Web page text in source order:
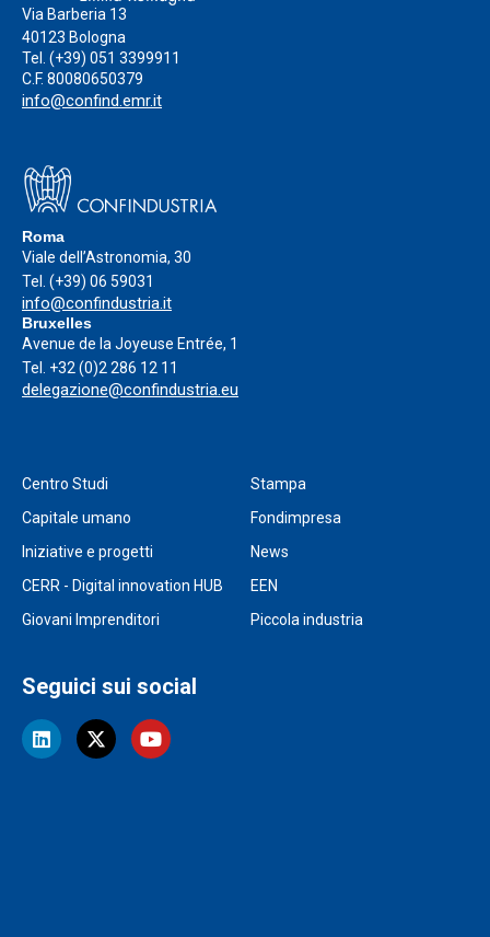
Via Barberia 13
40123 Bologna
Tel. (+39) 051 3399911
C.F. 80080650379
info@confind.emr.it
Roma
Viale dell’Astronomia, 30
Tel. (+39) 06 59031
info@confindustria.it
Bruxelles
Avenue de la Joyeuse Entrée, 1
Tel. +32 (0)2 286 12 11
delegazione@confindustria.eu
Centro Studi
Stampa
Capitale umano
Fondimpresa
Iniziative e progetti
News
CERR - Digital innovation HUB
EEN
Giovani Imprenditori
Piccola industria
Seguici sui social